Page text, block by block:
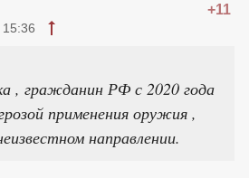
+11
15:36
, гражданин РФ с 2020 года
применения оружия ,
направлении.